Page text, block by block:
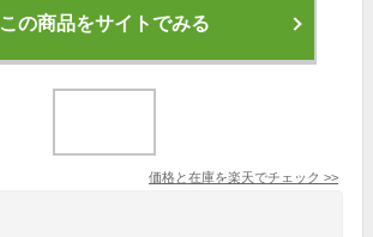
この商品をサイトでみる
価格と在庫を楽天でチェック >>